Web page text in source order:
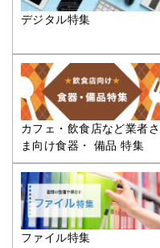
デジタル特集
カフェ・飲食店など業者さ
ま向け食器・ 備品 特集
ファイル特集